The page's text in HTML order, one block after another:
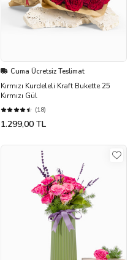
Cuma Ücretsiz Teslimat
Kırmızı Kurdeleli Kraft Bukette 25
Kırmızı Gül
(18)
1.299,00 TL